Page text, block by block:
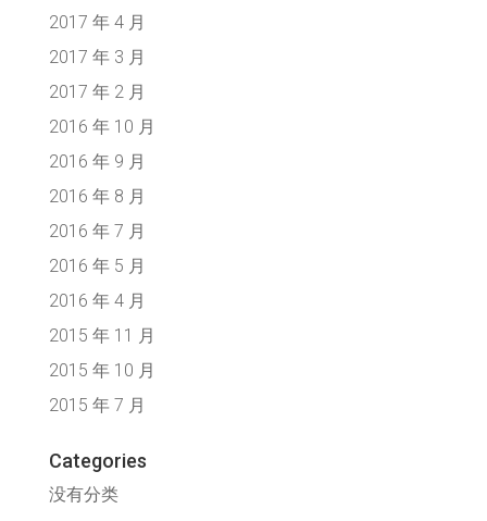
2017 年 4 月
2017 年 3 月
2017 年 2 月
2016 年 10 月
2016 年 9 月
2016 年 8 月
2016 年 7 月
2016 年 5 月
2016 年 4 月
2015 年 11 月
2015 年 10 月
2015 年 7 月
Categories
没有分类